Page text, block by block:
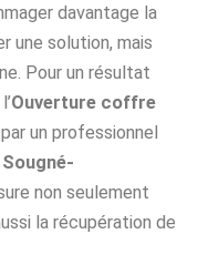
davantage la
une solution, mais
Pour un résultat
Ouverture coffre
un professionnel
non seulement
la récupération de